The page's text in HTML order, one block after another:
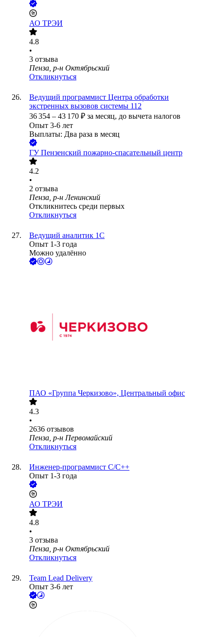
АО ТРЭИ
4.8
•
3 отзыва
Пенза, р-н Октябрьский
Откликнуться
Ведущий программист Центра обработки
экстренных вызовов системы 112
36 354 – 43 170 ₽ за месяц, до вычета налогов
Опыт 3-6 лет
Выплаты: Два раза в месяц
ГУ Пензенский пожарно-спасательный центр
4.2
•
2 отзыва
Пенза, р-н Ленинский
Откликнитесь среди первых
Откликнуться
Ведущий аналитик 1С
Опыт 1-3 года
Можно удалённо
ПАО «Группа Черкизово», Центральный офис
4.3
•
2636 отзывов
Пенза, р-н Первомайский
Откликнуться
Инженер-программист С/С++
Опыт 1-3 года
АО ТРЭИ
4.8
•
3 отзыва
Пенза, р-н Октябрьский
Откликнуться
Team Lead Delivery
Опыт 3-6 лет